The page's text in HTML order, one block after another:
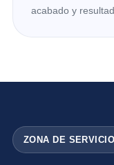
acabado y
ZONA DE SERVICIO